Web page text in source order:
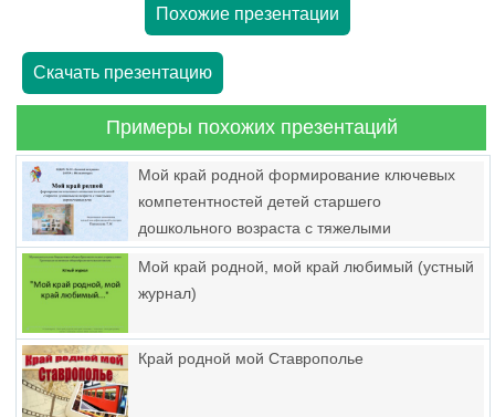
Похожие презентации
Скачать презентацию
Примеры похожих презентаций
Мой край родной формирование ключевых
компетентностей детей старшего
дошкольного возраста с тяжелыми
Мой край родной, мой край любимый (устный
журнал)
Край родной мой Ставрополье